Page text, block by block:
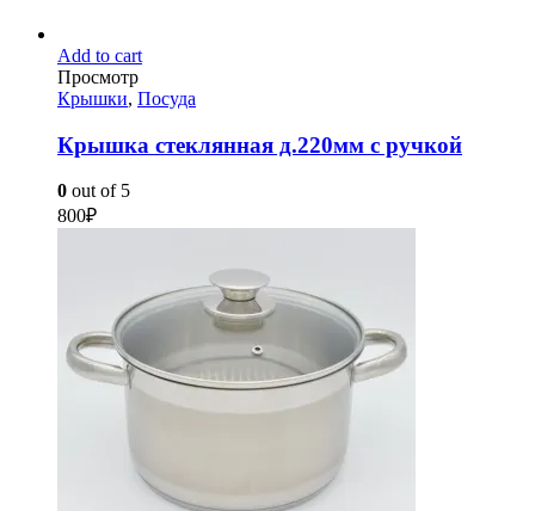
Add to cart
Просмотр
Крышки, Посуда
Крышка стеклянная д.220мм с ручкой
0 out of 5
800₽